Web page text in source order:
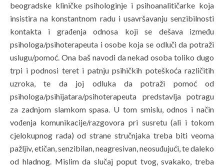
beogradske kliničke psihologinje i psihoanalitičarke koja
insistira na konstantnom radu i usavršavanju senzibilnosti
kontakta i građenja odnosa koji se dešava između
psihologa/psihoterapeuta i osobe koja se odluči da potraži
uslugu/pomoć. Ona baš navodi da nekad osoba toliko dugo
trpi i podnosi teret i patnju psihičkih poteškoća različitih
uzroka, te da joj odluka da potraži pomoć od
psihologa/psihijatara/psihoterapeuta predstavlja potragu
za zadnjom slamkom spasa. U tom smislu, odnos i način
vođenja komunikacije/razgovora pri susretu (ali i tokom
cjelokupnog rada) od strane stručnjaka treba biti veoma
pažljiv, etičan, senzibilan, neagresivan, neosuđujući, te daleko
od hladnog. Mislim da slučaj poput tvog, svakako, treba